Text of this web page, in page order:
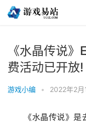
《水晶传说
费活动已开放!
游戏小编 • 2022年2
《水晶传说》